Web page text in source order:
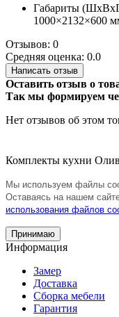
Габариты
1000×2132×600
Отзывов: 0
Средняя оценка: 0.0
Написать отзыв
Оставить отзыв о
Так мы формируем
Нет отзывов об этом
Комплекты кухни
Мы используем файлы
Оставаясь на нашем
использования файлов
Принимаю
Информация
Замер
Доставка
Сборка мебели
Гарантия